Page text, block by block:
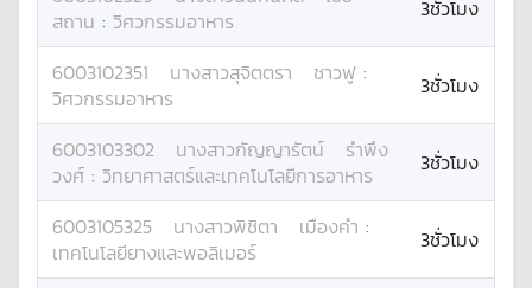
สถาน : วิศวกรรมอาหาร 3ชั่วโมง
6003102351 นางสาวสุจิตตรา ชาวฟู :
วิศวกรรมอาหาร
3ชั่วโมง
6003103302 นางสาวกัญญารัตน์
รำพึง
วงศ์ : วิทยาศาสตร์และเทคโนโลยีการอาหาร 3ชั่วโมง
6003105325 นางสาวพิชิตา เมืองคำ :
เทคโนโลยียางและพอลิเมอร์
3ชั่วโมง